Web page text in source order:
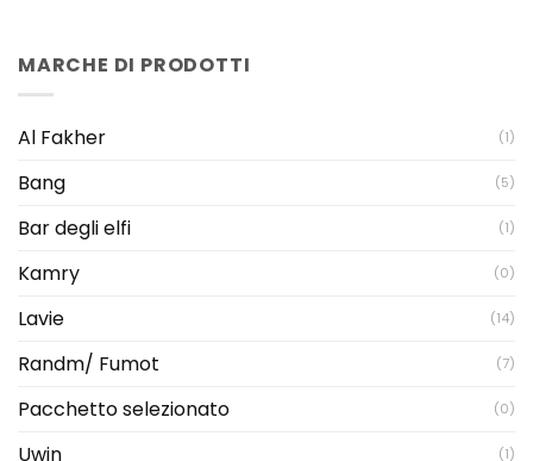
MARCHE DI PRODOTTI
Al Fakher (1)
Bang (5)
Bar degli elfi (1)
Kamry (0)
Lavie (14)
Randm/ Fumot (7)
Pacchetto selezionato (0)
Uwin (1)